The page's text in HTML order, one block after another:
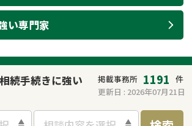
相続登記
遺留分侵害額請求
コラム
相続手続き
い専門家
続手続きに強い
掲載事務所 1191 件
更新日 : 2026年07月21日